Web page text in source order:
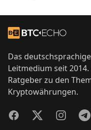
Zur Startseite
Das
Leitmedium seit
Ratgeber zu den
Kryptowährungen.
FacebookTwitterInstagram